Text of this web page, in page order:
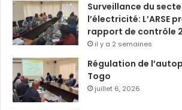
Surveillance du
l’électricité: L’ARSE
rapport de contrôle
il y a 2 semaines
Régulation de
Togo
juillet 6, 2026